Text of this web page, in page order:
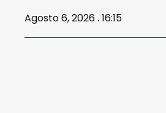
Agosto 6, 2026 . 16:15